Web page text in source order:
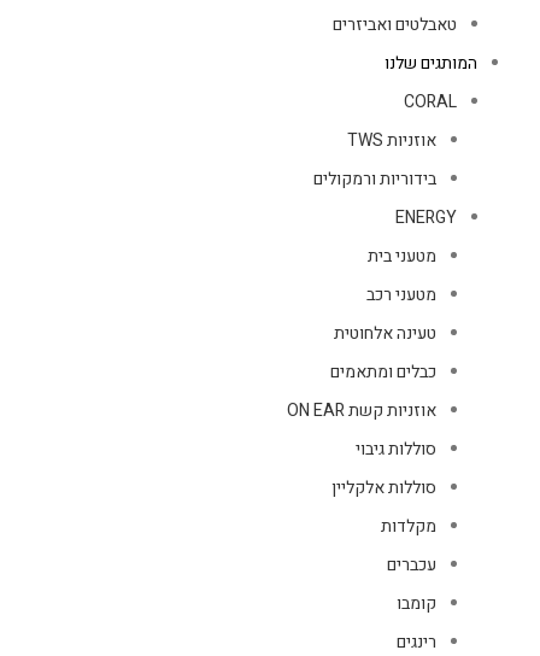
טאבלטים ואביזרים
המותגים שלנו
CORAL
אוזניות TWS
בידוריות ורמקולים
ENERGY
מטעני בית
מטעני רכב
טעינה אלחוטית
כבלים ומתאמים
אוזניות קשת ON EAR
סוללות גיבוי
סוללות אלקליין
מקלדות
עכברים
קומבו
רינגים